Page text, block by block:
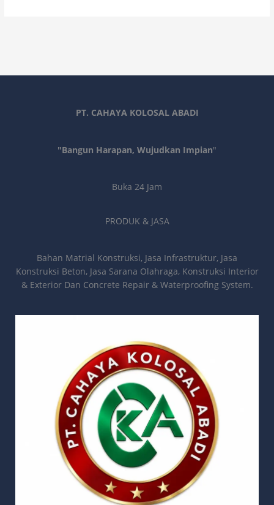
PT. CAHAYA KOLOSAL ABADI
"Bangun Harapan, Wujudkan Impian"
Buka 24 Jam
PRODUK & JASA
Bahan Matrial Konstruksi, Jasa Infrastruktur, Jasa
Konstruksi Beton, Jasa Sarana Olahraga, Konstruksi Interior
& Exterior Dan Concrete Repair & Waterproofing System.